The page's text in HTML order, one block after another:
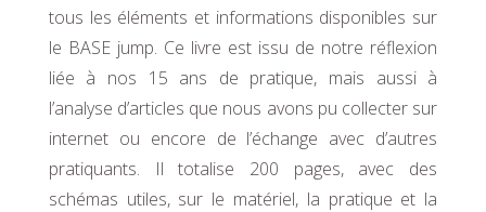
tous les éléments et informations disponibles sur
le BASE jump. Ce livre est issu de notre réflexion
liée à nos 15 ans de pratique, mais aussi à
l’analyse d’articles que nous avons pu collecter sur
internet ou encore de l’échange avec d’autres
pratiquants. Il totalise 200 pages, avec des
schémas utiles, sur le matériel, la pratique et la